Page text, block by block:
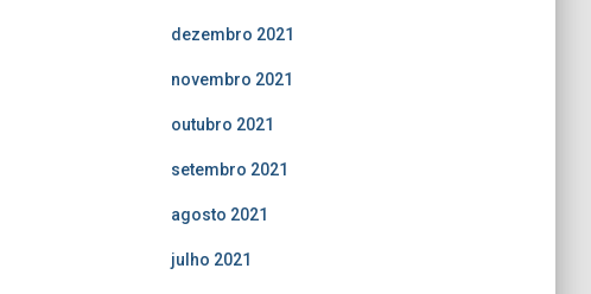
dezembro 2021
novembro 2021
outubro 2021
setembro 2021
agosto 2021
julho 2021